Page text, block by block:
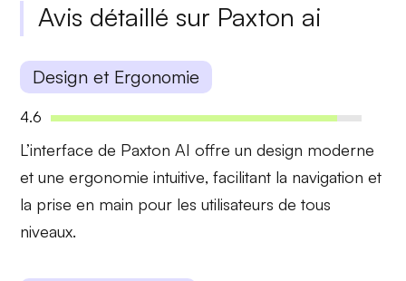
Avis détaillé sur Paxton ai
Design et Ergonomie
4.6
L’interface de Paxton AI offre undesign moderne
et uneergonomie intuitive, facilitant la navigation et
la prise en main pour les utilisateurs de tous
niveaux.